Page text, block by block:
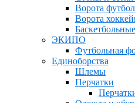
Ворота
Ворота
ЭКИПО
Футбольная
Единоборства
Шлемы
Перчатки